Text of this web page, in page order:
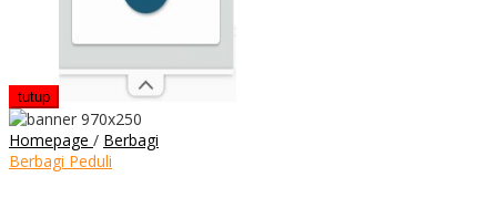
tutup
Homepage / Berbagi
Berbagi Peduli